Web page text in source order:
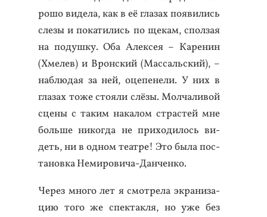
рошо ви­дела, как в её гла­зах по­яви­лись
сле­зы и по­кати­лись по ще­кам, спол­зая
на по­душ­ку. Оба Алек­сея – Ка­ренин
(Хме­лев) и Врон­ский (Мас­саль­ский), –
наб­лю­дая за ней, оце­пене­ли. У них в
гла­зах то­же сто­яли слё­зы. Мол­ча­ливой
сце­ны с та­ким на­калом страс­тей мне
боль­ше ни­ког­да не при­ходи­лось ви­
деть, ни в од­ном те­ат­ре! Это бы­ла пос­
та­нов­ка Не­миро­вича-Дан­ченко.
Че­рез мно­го лет я смот­ре­ла эк­ра­низа­
цию то­го же спек­такля, но уже без